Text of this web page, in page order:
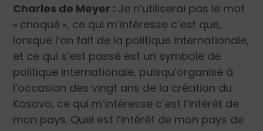
Charles de Meyer : Je n’utiliserai pas le mot
« choqué », ce qui m’intéresse c’est que,
lorsque l’on fait de la politique internationale,
et ce qui s’est passé est un symbole de
politique internationale, puisqu’organisé à
l’occasion des vingt ans de la création du
Kosovo, ce qui m’intéresse c’est l’intérêt de
mon pays. Quel est l’intérêt de mon pays de